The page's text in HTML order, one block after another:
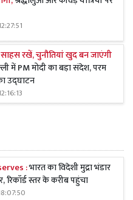
रखें, चुनौतियां खुद बन जाएंगी
में PM मोदी का बड़ा संदेश, परम
उद्घाटन
:भारत का विदेशी मुद्रा भंडार
रिकॉर्ड स्तर के करीब पहुंचा